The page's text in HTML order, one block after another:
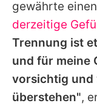
gewährte
derzeitige
Trennung ist
und für meine
vorsichtig und
überstehen",